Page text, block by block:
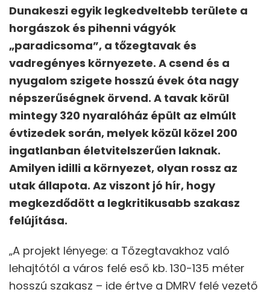
Dunakeszi egyik legkedveltebb területe a
horgászok és pihenni vágyók
„paradicsoma”, a tőzegtavak és
vadregényes környezete. A csend és a
nyugalom szigete hosszú évek óta nagy
népszerűségnek örvend. A tavak körül
mintegy 320 nyaralóház épült az elmúlt
évtizedek során, melyek közül közel 200
ingatlanban életvitelszerűen laknak.
Amilyen idilli a környezet, olyan rossz az
utak állapota. Az viszont jó hír, hogy
megkezdődött a legkritikusabb szakasz
felújítása.
„A projekt lényege: a Tőzegtavakhoz való
lehajtótól a város felé eső kb. 130-135 méter
hosszú szakasz – ide értve a DMRV felé vezető